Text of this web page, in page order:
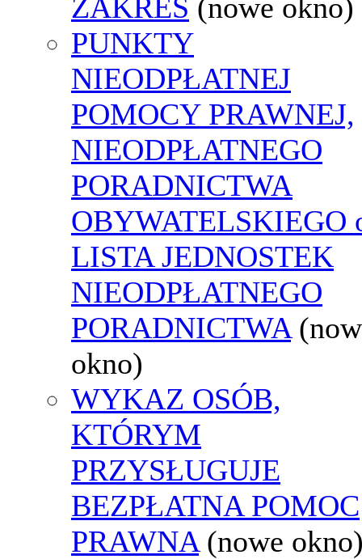
ZAKRES (nowe okno)
PUNKTY
NIEODPŁATNEJ
POMOCY PRAWNEJ,
NIEODPŁATNEGO
PORADNICTWA
OBYWATELSKIEGO
LISTA JEDNOSTEK
NIEODPŁATNEGO
PORADNICTWA
okno)
WYKAZ OSÓB,
KTÓRYM
PRZYSŁUGUJE
BEZPŁATNA POMOC
PRAWNA (nowe